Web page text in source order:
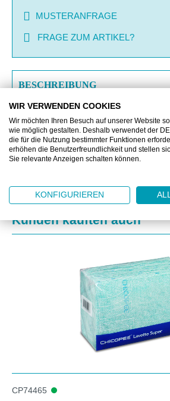
MUSTERANFRAGE
FRAGE ZUM ARTIKEL?
BESCHREIBUNG
DOWNLOAD
Kunden kauften auch
CP74465
WIR VERWENDEN COOKIES
Wir möchten Ihren Besuch auf unserer Website
wie möglich gestalten. Deshalb verwendet der
die für die Nutzung bestimmter Funktionen
erhöhen die Benutzerfreundlichkeit und stellen
Sie relevante Anzeigen schalten können.
KONFIGURIEREN